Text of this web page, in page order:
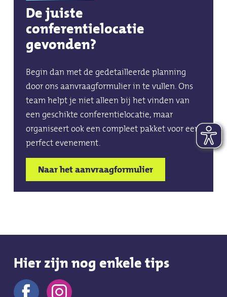
De juiste
conferentielocatie
gevonden?
Begin dan met de gedetailleerde planning
door ons aanvraagformulier in te vullen. Ons
team helpt je niet alleen bij het vinden van
een geschikte conferentielocatie, maar
organiseert ook een compleet pakket voor een
perfect evenement.
Naar het aanvraagformulier
Hier zijn nog enkele tips